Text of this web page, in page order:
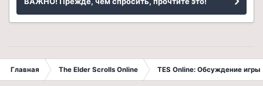
Главная The Elder Scrolls Online TES Online: Обсуждение игры